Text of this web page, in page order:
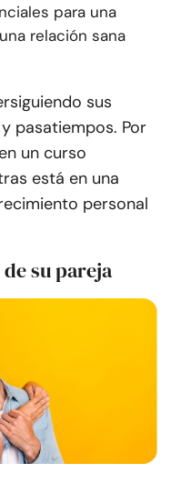
para una
relación sana
sus
pasatiempos. Por
un curso
está en una
personal
su pareja